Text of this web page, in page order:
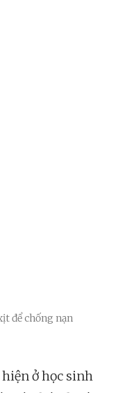
để chống nạn
ở học sinh